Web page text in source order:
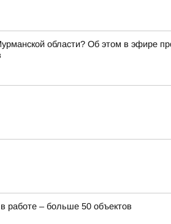
области? Об этом в эфире
работе – больше 50 объектов